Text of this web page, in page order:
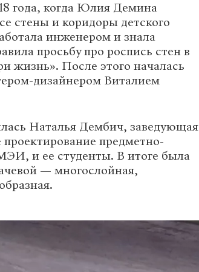
года, когда Юлия Демина
стены и коридоры детского
инженером и знала
просьбу про роспись стен в
жизнь». После этого началась
дизайнером Виталием
Наталья Дембич, заведующая
предметно-
и ее студенты. В итоге была
— многослойная,